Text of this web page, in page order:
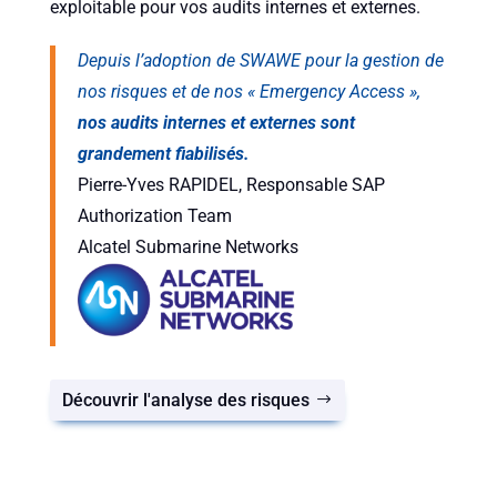
exploitable pour vos audits internes et externes.
Depuis l’adoption de SWAWE pour la gestion de
nos risques et de nos « Emergency Access »,
nos audits internes et externes sont
grandement fiabilisés.
Pierre-Yves RAPIDEL, Responsable SAP
Authorization Team
Alcatel Submarine Networks
Découvrir l'analyse des risques